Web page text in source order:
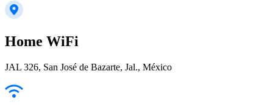
Home WiFi
JAL 326, San José de Bazarte, Jal., México